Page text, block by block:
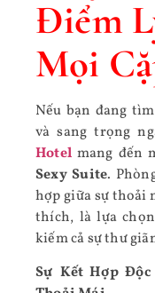
Điểm
Mọi
Nếu bạn đang
và sang trọng
Hotel mang đến
Sexy Suite.
hợp giữa sự thoải
thích, là lựa
kiếm cả sự thư
Sự Kết Hợp Độc